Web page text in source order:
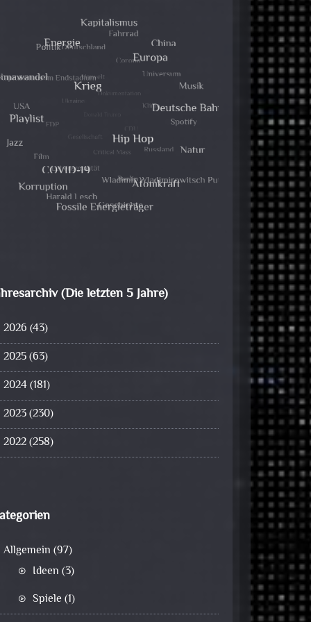
(Die letzten 5 Jahre)
2026 (43)
2025(63)
2024(181)
2023(230)
2022(258)
Allgemein (97)
Ideen (3)
Spiele (1)